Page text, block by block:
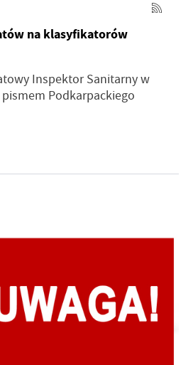
na klasyfikatorów
Inspektor Sanitarny w
Podkarpackiego